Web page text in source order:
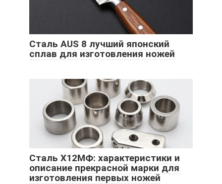
Сталь AUS 8 лучший японский
сплав для изготовления ножей
Сталь Х12МФ: характеристики и
описание прекрасной марки для
изготовления первых ножей